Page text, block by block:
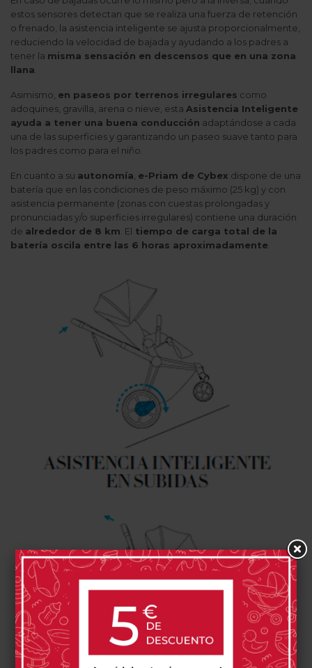
estos sensores detectan que se realiza una fuerza de retención
o frenado, la asistencia inteligente se ajusta proporcionalmente,
reduciendo la velocidad de bajada y ayudando a los padres a
tener la misma sensación en descensos que en una zona
llana
Asimismo, en paseos por terrenos irregulares como
adoquines, gravilla, arena o nieve, esta Asistencia Inteligente
ayuda a tener una buena conducción adaptándose a cada
una de las superficies y garantizando un paseo suave tanto para
los padres como para el niño.
En cuanto a su autonomía e-Priam de Cybex dispone de una
batería que en las condiciones de peso máximo (25 kg) y con
asistencia permanente (zonas con cuestas prolongadas y
pronunciadas y/o superficies irregulares) contiene una duración
de alrededor de 8 km . El tiempo de carga total de la
batería oscila entre las 6 horas aproximadamente